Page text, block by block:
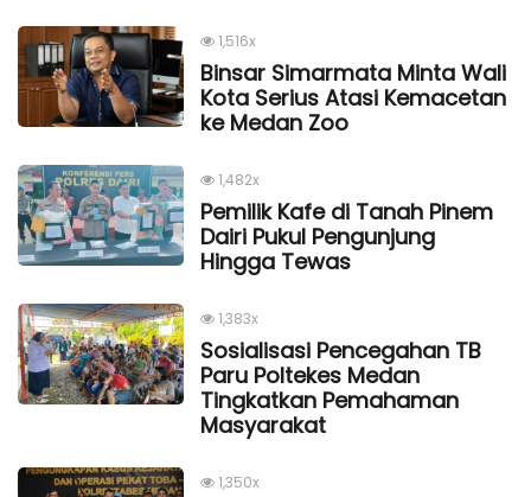
1,516x
Binsar Simarmata Minta Wali
Kota Serius Atasi Kemacetan
ke Medan Zoo
1,482x
Pemilik Kafe di Tanah Pinem
Dairi Pukul Pengunjung
Hingga Tewas
1,383x
Sosialisasi Pencegahan TB
Paru Poltekes Medan
Tingkatkan Pemahaman
Masyarakat
1,350x